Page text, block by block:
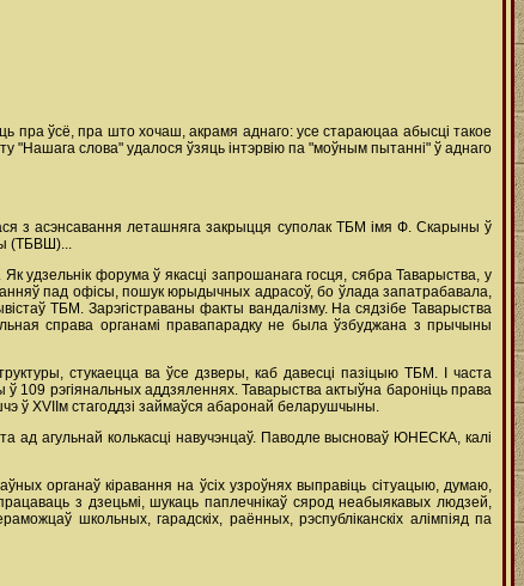
пра ўсё, пра што хочаш, акрамя аднаго: усе стараюцаа абысці такое
"Нашага слова" удалося ўзяць інтэрвію па "моўным пытанні" ў аднаго
з асэнсавання леташняга закрыцця суполак ТБМ імя Ф. Скарыны ў
(ТБВШ)...
удзельнік форума ў якасці запрошанага госця, сябра Таварыства, у
пад офісы, пошук юрыдычных адрасоў, бо ўлада запатрабавала,
ТБМ. Зарэгістраваны факты вандалізму. На сядзібе Таварыства
справа органамі правапарадку не была ўзбуджана з прычыны
стукаецца ва ўсе дзверы, каб давесці пазіцыю ТБМ. І часта
109 рэгіянальных аддзяленнях. Таварыства актыўна бароніць права
ў XVIIм стагоддзі займаўся абаронай беларушчыны.
агульнай колькасці навучэнцаў. Паводле высноваў ЮНЕСКА, калі
органаў кіравання на ўсіх узроўнях выправіць сітуацыю, думаю,
з дзецьмі, шукаць паплечнікаў сярод неабыякавых людзей,
школьных, гарадскіх, раённых, рэспубліканскіх алімпіяд па